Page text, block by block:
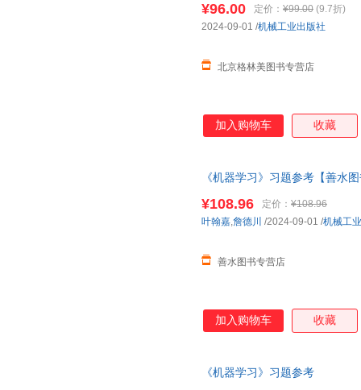
系客服领取
¥96.00 定价： ¥99.00 (9.7折)
北京格林美图书专营店
2024-09-01 /机械工业出版社
加入购物车 收藏
《机器学习》习题参考【善水
¥108.96 定价： ¥108.96
善水图书专营店
叶翰嘉,詹德川 /2024-09-01 /机械工
加入购物车 收藏
《机器学习》习题参考